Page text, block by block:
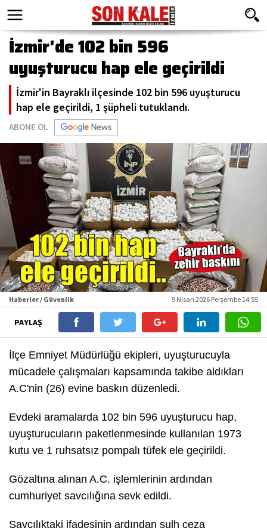
İzmir'de 102 bin 596
uyuşturucu hap ele geçirildi
İzmir'in Bayraklı ilçesinde 102 bin 596 uyuşturucu
hap ele geçirildi, 1 şüpheli tutuklandı.
ABONE OL
Haberler / Güvenlik 9 Nisan 2026 Perşembe 14:55
PAYLAŞ
İlçe Emniyet Müdürlüğü ekipleri, uyuşturucuyla
mücadele çalışmaları kapsamında takibe aldıkları
A.C'nin (26) evine baskın düzenledi.
Evdeki aramalarda 102 bin 596 uyuşturucu hap,
uyuşturucuların paketlenmesinde kullanılan 1973
kutu ve 1 ruhsatsız pompalı tüfek ele geçirildi.
Gözaltına alınan A.C. işlemlerinin ardından
cumhuriyet savcılığına sevk edildi.
Savcılıktaki ifadesinin ardından sulh ceza